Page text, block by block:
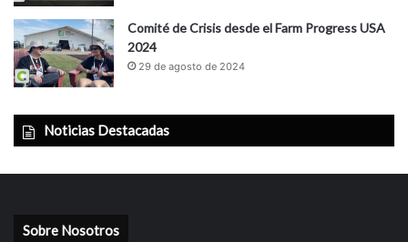
Comité de Crisis desde el Farm Progress USA
2024
29 de agosto de 2024
Noticias Destacadas
Sobre Nosotros